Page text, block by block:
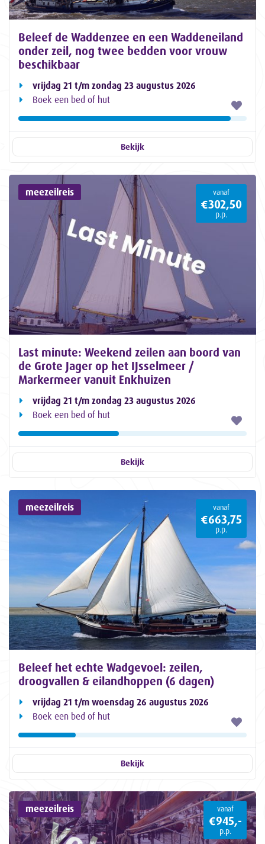
Beleef de Waddenzee en een Waddeneiland
onder zeil, nog twee bedden voor vrouw
beschikbaar
vrijdag 21 t/m zondag 23 augustus 2026
Boek een bed of hut
Bekijk
meezeilreis vanaf
€302,50
p.p.
Last minute: Weekend zeilen aan boord van
de Grote Jager op het IJsselmeer /
Markermeer vanuit Enkhuizen
vrijdag 21 t/m zondag 23 augustus 2026
Boek een bed of hut
Bekijk
meezeilreis vanaf
€663,75
p.p.
Beleef het echte Wadgevoel: zeilen,
droogvallen & eilandhoppen (6 dagen)
vrijdag 21 t/m woensdag 26 augustus 2026
Boek een bed of hut
Bekijk
meezeilreis vanaf
€945,-
p.p.